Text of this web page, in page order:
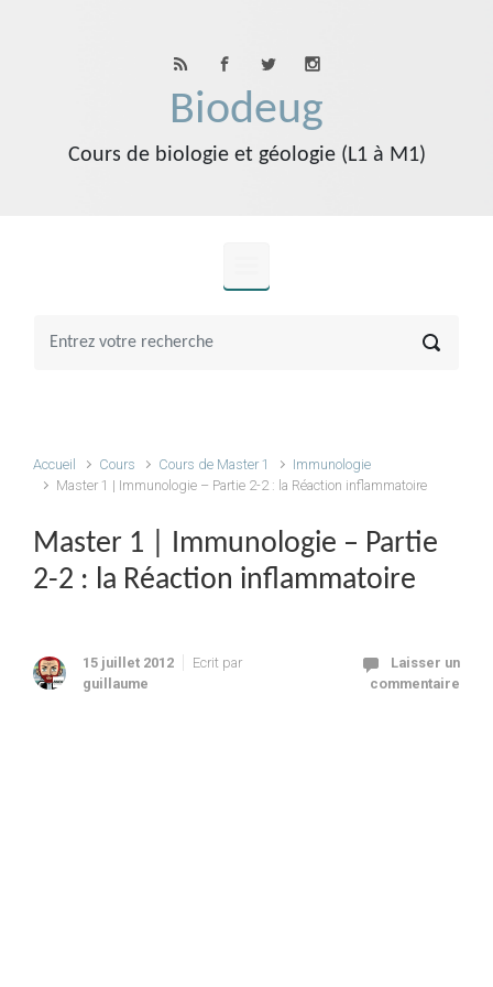
Biodeug
Cours de biologie et géologie (L1 à M1)
Accueil Cours Cours de Master 1
Immunologie
Master 1 | Immunologie – Partie 2-2 : la Réaction inflammatoire
Master 1 | Immunologie – Partie
2-2 : la Réaction inflammatoire
15 juillet 2012
Ecrit par
guillaume
Laisser un
commentaire